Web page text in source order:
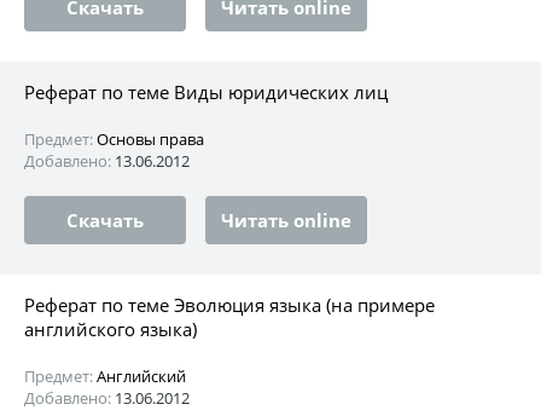
Скачать Читать online
Реферат по теме Виды юридических лиц
Предмет:Основы права
Добавлено: 13.06.2012
Скачать Читать online
Реферат по теме Эволюция языка (на примере
английского языка)
Предмет:Английский
Добавлено: 13.06.2012